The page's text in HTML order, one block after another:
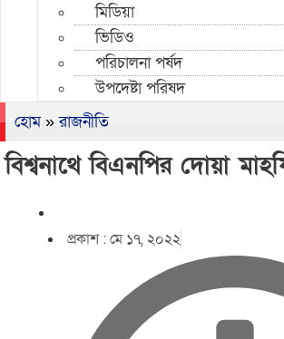
মিডিয়া
ভিডিও
পরিচালনা পর্ষদ
উপদেষ্টা পরিষদ
হোম»রাজনীতি
বিশ্বনাথে বিএনপির দোয়া
প্রকাশ :মে ১৭, ২০২২